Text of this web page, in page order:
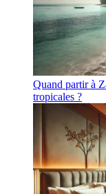
Quand partir à
tropicales ?